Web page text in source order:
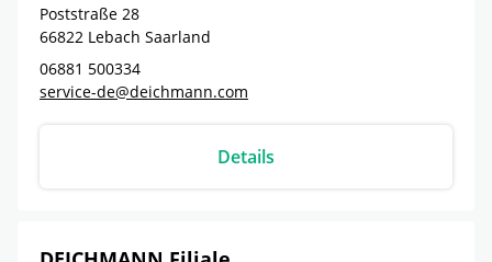
Poststraße 28
66822 Lebach Saarland
06881 500334
service-de@deichmann.com
Details